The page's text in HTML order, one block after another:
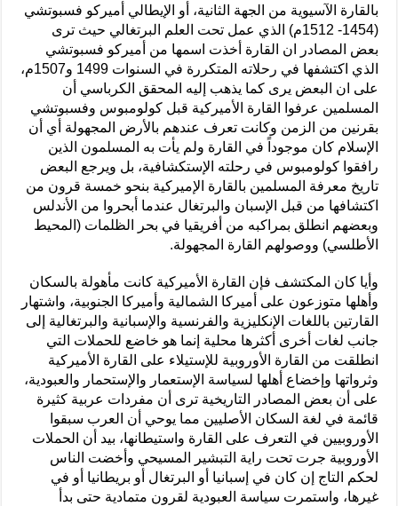
بالقارة الآسيوية من الجهة الثانية، أو الإيطالي أميركو فسبوتشي
(1454- 1512م) الذي عمل تحت العلم البرتغالي حيث ترى
بعض المصادر ان القارة أخذت اسمها من أميركو فسبوتشي
الذي اكتشفها في رحلاته المتكررة في السنوات 1499 و1507م،
على ان البعض يرى كما يذهب إليه المحقق الكرباسي أن
المسلمين عرفوا القارة الأميركية قبل كولومبوس وفسبوتشي
بقرنين من الزمن وكانت تعرف عندهم بالأرض المجهولة أي أن
الإسلام كان موجوداً في القارة ولم يأت به المسلمون الذين
رافقوا كولومبوس في رحلته الإستكشافية، بل ويرجع البعض
تاريخ معرفة المسلمين بالقارة الإميركية بنحو خمسة قرون من
اكتشافها من قبل الإسبان والبرتغال عندما أبحروا من الأندلس
وبعضهم انطلق بمراكبه من أفريقيا في بحر الظلمات (المحيط
الأطلسي) ووصولهم القارة المجهولة.
وأيا كان المكتشف فإن القارة الأميركية كانت مأهولة بالسكان
وأهلها متوزعون على أميركا الشمالية وأميركا الجنوبية، واشتهار
القارتين باللغات الإنكليزية والفرنسية والإسبانية والبرتغالية إلى
جانب لغات أخرى أكثرها محلية إنما هو خاضع للحملات التي
انطلقت من القارة الأوروبية للإستيلاء على القارة الأميركية
وثرواتها وإخضاع أهلها لسياسة الإستعمار والإستحمار والعبودية،
على أن بعض المصادر التاريخية ترى أن مفردات عربية كثيرة
قائمة في لغة السكان الأصليين مما يوحي أن العرب سبقوا
الأوروبيين في التعرف على القارة واستيطانها، بيد أن الحملات
الأوروبية جرت تحت راية التبشير المسيحي وأخضت الناس
لحكم التاج إن كان في إسبانيا أو البرتغال أو بريطانيا أو في
غيرها، واستمرت سياسة العبودية لقرون متمادية حتى بدأ